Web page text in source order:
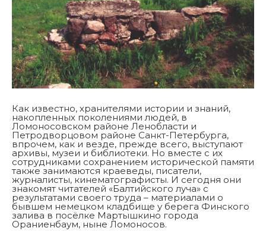
Как известно, хранителями истории и знаний,
накопленных поколениями людей, в
Ломоносовском районе Ленобласти и
Петродворцовом районе Санкт-Петербурга,
впрочем, как и везде, прежде всего, выступают
архивы, музеи и библиотеки. Но вместе с их
сотрудниками сохранением исторической памяти
также занимаются краеведы, писатели,
журналисты, кинематографисты. И сегодня они
знакомят читателей «Балтийского луча» с
результатами своего труда – материалами о
бывшем немецком кладбище у берега Финского
залива в посёлке Мартышкино города
Ораниенбаум, ныне Ломоносов.